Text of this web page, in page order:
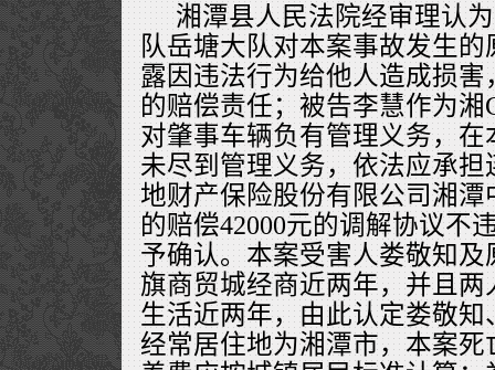
湘潭县人民法院经审理认
队岳塘大队对本案事故发生
露因违法行为给他人造成损害
的赔偿责任；被告李慧作为湘
对肇事车辆负有管理义务，
未尽到管理义务，依法应承
地财产保险股份有限公司湘
的赔偿42000元的调解协议不
予确认。本案受害人娄敬知
旗商贸城经商近两年，并且
生活近两年，由此认定娄敬
经常居住地为湘潭市，本案